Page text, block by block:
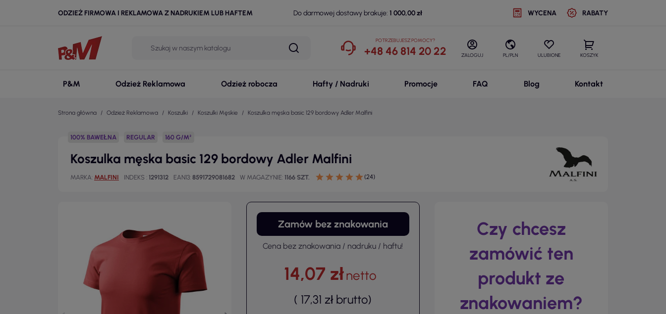
ODZIEŻ FIRMOWA I REKLAMOWA Z NADRUKIEM LUB HAFTEM Do darmowej dostawy brakuje: 1 000,00 zł WYCENA RABATY
POTRZEBUJESZ POMOCY?
+48 46 814 20 22 ZALOGUJ PL/PLN ULUBIONE KOSZYK
P&M Odzież Reklamowa Odzież robocza Hafty / Nadruki Promocje FAQ Blog Kontakt
Strona główna Odzież Reklamowa Koszulki Koszulki Męskie Koszulka męska basic 129 bordowy Adler Malfini
100% BAWEŁNA REGULAR 160 G/M²
Koszulka męska basic 129 bordowy Adler Malfini
MARKA MALFINI INDEKS 1291312 EAN13 8591729081682 W MAGAZYNIE 1166 SZT. (24)
Zamów bez znakowania
Cena bez znakowania / nadruku / haftu!
14,07 złnetto
( 17,31 zł brutto)
Czy chcesz
zamówić ten
produkt ze
znakowaniem?